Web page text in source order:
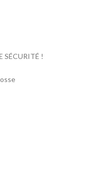
SÉCURITÉ !